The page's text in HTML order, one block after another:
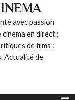
avec passion
en direct :
de films :
Actualité de